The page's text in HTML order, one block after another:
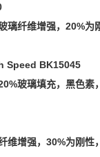
纤维增强，20%为
Speed BK15045
玻璃填充，黑色素
增强，30%为刚性